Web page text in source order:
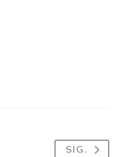
SIG.